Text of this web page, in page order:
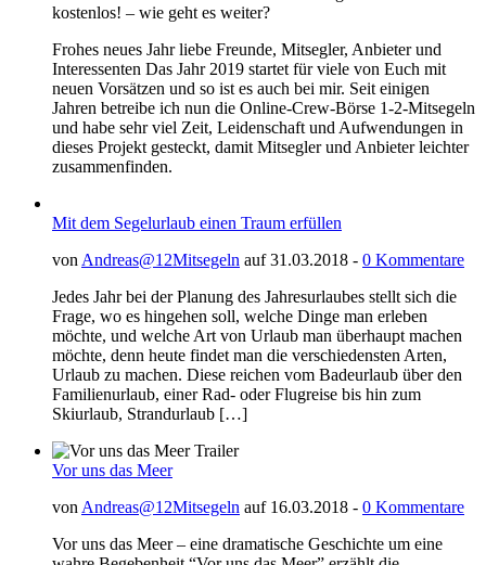
kostenlos! – wie geht es weiter?
Frohes neues Jahr liebe Freunde, Mitsegler, Anbieter und
Interessenten Das Jahr 2019 startet für viele von Euch mit
neuen Vorsätzen und so ist es auch bei mir. Seit einigen
Jahren betreibe ich nun die Online-Crew-Börse 1-2-Mitsegeln
und habe sehr viel Zeit, Leidenschaft und Aufwendungen in
dieses Projekt gesteckt, damit Mitsegler und Anbieter leichter
zusammenfinden.
Mit dem Segelurlaub einen Traum erfüllen
von Andreas@12Mitsegeln auf 31.03.2018 - 0 Kommentare
Jedes Jahr bei der Planung des Jahresurlaubes stellt sich die
Frage, wo es hingehen soll, welche Dinge man erleben
möchte, und welche Art von Urlaub man überhaupt machen
möchte, denn heute findet man die verschiedensten Arten,
Urlaub zu machen. Diese reichen vom Badeurlaub über den
Familienurlaub, einer Rad- oder Flugreise bis hin zum
Skiurlaub, Strandurlaub […]
Vor uns das Meer
von Andreas@12Mitsegeln auf 16.03.2018 - 0 Kommentare
Vor uns das Meer – eine dramatische Geschichte um eine